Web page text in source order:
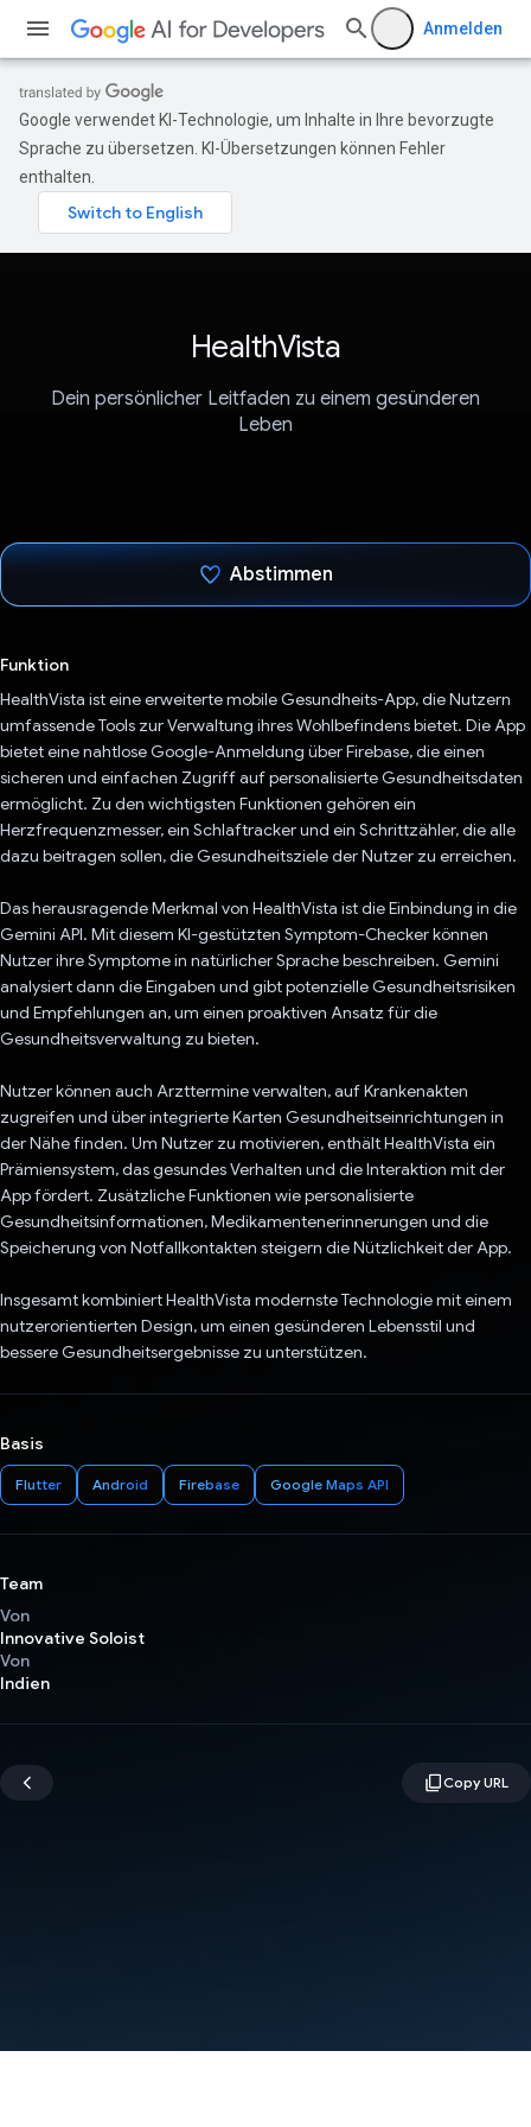
Anmelden
Google verwendet KI-Technologie, um Inhalte in Ihre bevorzugte
Sprache zu übersetzen. KI-Übersetzungen können Fehler
enthalten.
HealthVista
Dein persönlicher Leitfaden zu einem gesünderen
Leben
Abstimmen
Funktion
HealthVista ist eine erweiterte mobile Gesundheits-App, die Nutzern
umfassende Tools zur Verwaltung ihres Wohlbefindens bietet. Die App
bietet eine nahtlose Google-Anmeldung über Firebase, die einen
sicheren und einfachen Zugriff auf personalisierte Gesundheitsdaten
ermöglicht. Zu den wichtigsten Funktionen gehören ein
Herzfrequenzmesser, ein Schlaftracker und ein Schrittzähler, die alle
dazu beitragen sollen, die Gesundheitsziele der Nutzer zu erreichen.
Das herausragende Merkmal von HealthVista ist die Einbindung in die
Gemini API. Mit diesem KI-gestützten Symptom-Checker können
Nutzer ihre Symptome in natürlicher Sprache beschreiben. Gemini
analysiert dann die Eingaben und gibt potenzielle Gesundheitsrisiken
und Empfehlungen an, um einen proaktiven Ansatz für die
Gesundheitsverwaltung zu bieten.
Nutzer können auch Arzttermine verwalten, auf Krankenakten
zugreifen und über integrierte Karten Gesundheitseinrichtungen in
der Nähe finden. Um Nutzer zu motivieren, enthält HealthVista ein
Prämiensystem, das gesundes Verhalten und die Interaktion mit der
App fördert. Zusätzliche Funktionen wie personalisierte
Gesundheitsinformationen, Medikamentenerinnerungen und die
Speicherung von Notfallkontakten steigern die Nützlichkeit der App.
Insgesamt kombiniert HealthVista modernste Technologie mit einem
nutzerorientierten Design, um einen gesünderen Lebensstil und
bessere Gesundheitsergebnisse zu unterstützen.
Basis
Flutter Android Firebase Google Maps API
Team
Von
Innovative Soloist
Von
Indien